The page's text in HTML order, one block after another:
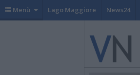
Menù Lago Maggiore News24